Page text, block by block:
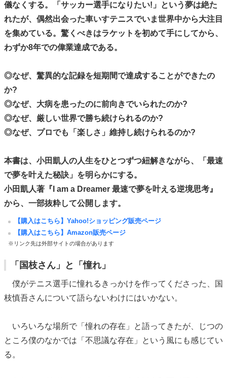
儀なくする。「サッカー選手になりたい!」という夢は絶た
れたが、偶然出会った車いすテニスでいま世界中から大注目
を集めている。驚くべきはラケットを初めて手にしてから、
わずか8年での偉業達成である。
◎なぜ、驚異的な記録を短期間で達成することができたの
か?
◎なぜ、大病を患ったのに前向きでいられたのか?
◎なぜ、厳しい世界で勝ち続けられるのか?
◎なぜ、プロでも「楽しさ」維持し続けられるのか?
本書は、小田凱人の人生をひとつずつ紐解きながら、「最速
で夢を叶えた秘訣」を明らかにする。
小田凱人著『I am a Dreamer 最速で夢を叶える逆境思考』
から、一部抜粋して公開します。
【購入はこちら】Yahoo!ショッピング販売ページ
【購入はこちら】Amazon販売ページ
※リンク先は外部サイトの場合があります
「国枝さん」と「憧れ」
僕がテニス選手に憧れるきっかけを作ってくださった、国
枝慎吾さんについて語らないわけにはいかない。
いろいろな場所で「憧れの存在」と語ってきたが、じつの
ところ僕のなかでは「不思議な存在」という風にも感じてい
る。